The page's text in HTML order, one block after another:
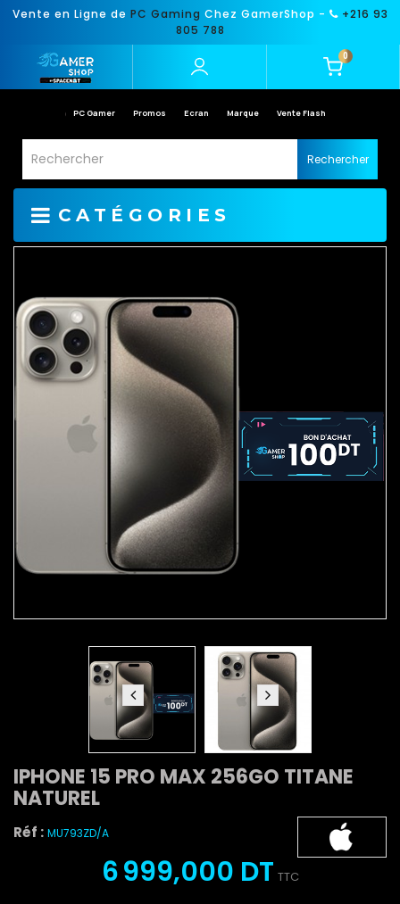
Vente en Ligne de PC Gaming Chez GamerShop -
+216 93
805 788
0
PC Gamer Promos Ecran Marque Vente Flash
Rechercher
CATÉGORIES
IPHONE 15 PRO MAX 256GO TITANE
NATUREL
Réf : MU793ZD/A
6 999,000 DT TTC